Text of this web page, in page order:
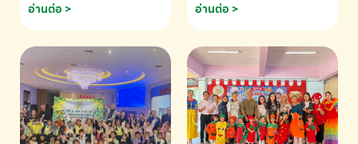
ข้อมูลเพิ่มเติม โทร. 075-691910
อ่านต่อ >
ด.ช.พัทธนันท์ พรหมพันธ์ ชั้น
อนุบาล EP K3 โรงเรียนโชคชัย
แข่งขันคณิตศาสตร์และคณิตคิด
เร็วนานาชาติ ครั้งที่ 46 ประจำปี
2569 ณ ประเทศสิงคโปร์
INTERNATIONAL
MATHEMATICS AND
MENTAL ARITHMETIC
อ่านต่อ >